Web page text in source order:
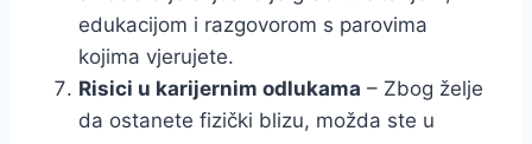
edukacijom i razgovorom s parovima
kojima vjerujete.
Risici u karijernim odlukama – Zbog želje
da ostanete fizički blizu, možda ste u